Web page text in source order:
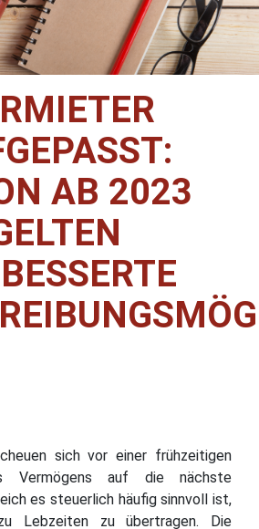
AB 2023
sich vor einer frühzeitigen
Vermögens auf die nächste
es steuerlich häufig sinnvoll ist,
Lebzeiten zu übertragen. Die